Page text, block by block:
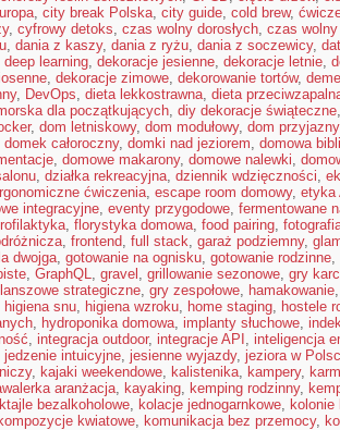
, city break Polska, city guide, cold brew,
, cyfrowy detoks, czas wolny dorosłych, czas
, dania z kaszy, dania z ryżu, dania z soczewicy,
deep learning, dekoracje jesienne, dekoracje letnie,
, dekoracje zimowe, dekorowanie tortów,
, DevOps, dieta lekkostrawna, dieta
dla początkujących, diy dekoracje świąteczne
, dom letniskowy, dom modułowy, dom
domek całoroczny, domki nad jeziorem, domowa
, domowe makarony, domowe nalewki,
, działka rekreacyjna, dziennik wdzięczności,
ćwiczenia, escape room domowy, etyka
integracyjne, eventy przygodowe, fermentowane
, florystyka domowa, food pairing,
, frontend, full stack, garaż podziemny,
dwojga, gotowanie na ognisku, gotowanie rodzinne,
, GraphQL, gravel , grillowanie sezonowe, gry
strategiczne, gry zespołowe, hamakowanie
higiena snu, higiena wzroku, home staging, hostele
, hydroponika domowa, implanty słuchowe,
, integracja outdoor, integracje API , inteligencja
jedzenie intuicyjne, jesienne wyjazdy, jeziora w
, kajaki weekendowe, kalistenika, kampery,
aranżacja, kayaking, kemping rodzinny,
bezalkoholowe, kolacje jednogarnkowe, kolonie
kompozycje kwiatowe, komunikacja bez przemocy,